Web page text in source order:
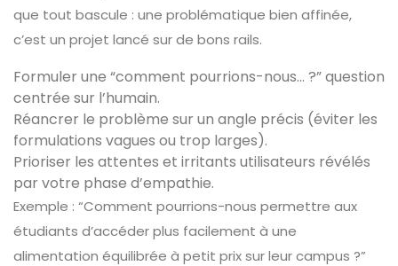
que tout bascule : une problématique bien affinée,
c’est un projet lancé sur de bons rails.
Formuler une “comment pourrions-nous... ?” question
centrée sur l’humain.
Réancrer le problème sur un angle précis (éviter les
formulations vagues ou trop larges).
Prioriser les attentes et irritants utilisateurs révélés
par votre phase d’empathie.
Exemple : “Comment pourrions-nous permettre aux
étudiants d’accéder plus facilement à une
alimentation équilibrée à petit prix sur leur campus ?”